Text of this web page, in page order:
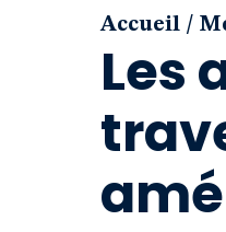
Accueil /
Les